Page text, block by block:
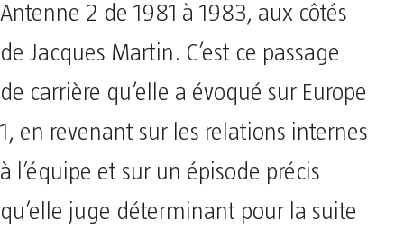
Antenne 2 de 1981 à 1983, aux côtés
de Jacques Martin. C’est ce passage
de carrière qu’elle a évoqué sur Europe
1, en revenant sur les relations internes
à l’équipe et sur un épisode précis
qu’elle juge déterminant pour la suite